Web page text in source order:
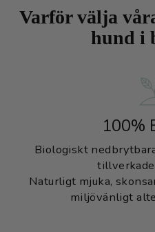
Varför välja
hund i
100%
Biologiskt
tillverkade
Naturligt mjuka,
miljövänligt